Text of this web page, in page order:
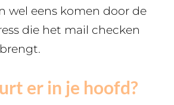
wel eens komen door de
die het mail checken
er in je hoofd?